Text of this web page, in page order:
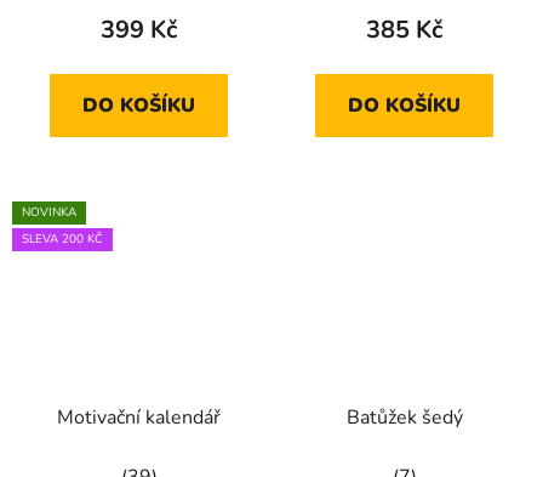
produktu
5,0
z
399 Kč
DO KOŠÍKU
produktu
5,0
z
385 Kč
DO KOŠÍKU
NOVINKA
SLEVA 200 KČ
Motivační kalendář Batůžek šedý